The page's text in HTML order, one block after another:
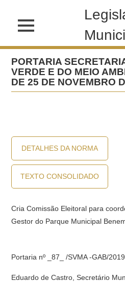
PORTARIA
VERDE E DO MEIO
DE 25 DE NOVEMBRO
DETALHES DA NORMA
TEXTO CONSOLIDADO
Cria Comissão Eleitoral para
Gestor do Parque Municipal
Portaria nº _87_ /SVMA -GAB/2019
Eduardo de Castro, Secretário